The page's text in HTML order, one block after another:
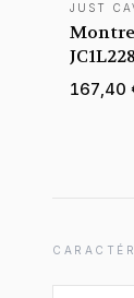
JUST
et Doré
167,40